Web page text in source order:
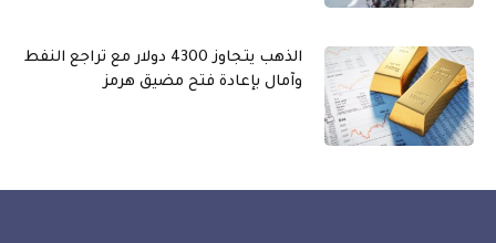
الذهب يتجاوز 4300 دولار مع تراجع النفط
وآمال بإعادة فتح مضيق هرمز